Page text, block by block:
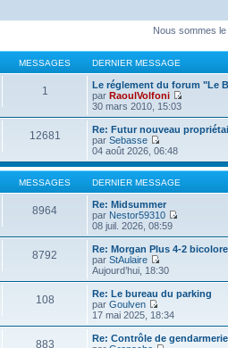
Nous sommes
MESSAGES DERNIER MESSAGE
1
Le réglement du forum "Le
par RaoulVolfoni
o
i
r
d
m
e
a
g
30 mars 2010, 15:03
12681
Re: Futur nouveau
par Sebasse
V
o
i
r
l
e
d
e
r
n
i
e
r
m
e
s
s
g
04 août 2026, 06:48
MESSAGES DERNIER MESSAGE
8964
Re: Midsummer
par Nestor59310
o
e
e
08 juil. 2026, 08:59
8792
Re: Morgan Plus 4-2 bicolore
par StAulaire
V
o
r
l
e
e
Aujourd’hui, 18:30
108
Re: Le bureau du parking
par Goulven
V
o
i
r
17 mai 2025, 18:34
883
Re: Contrôle de